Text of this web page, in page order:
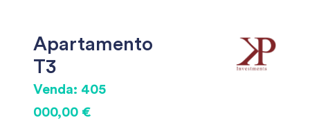
Apartamento
T3
Venda: 405
000,00 €